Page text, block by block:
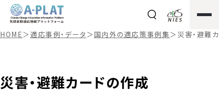
HOME＞適応事例・データ ＞国内外の適応策事例集＞ 災害・避難
災害・避難カードの作成